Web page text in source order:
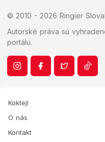
© 2010 - 2026 Ringier
Autorské práva sú
portálu.
Koktejl
O nás
Kontakt